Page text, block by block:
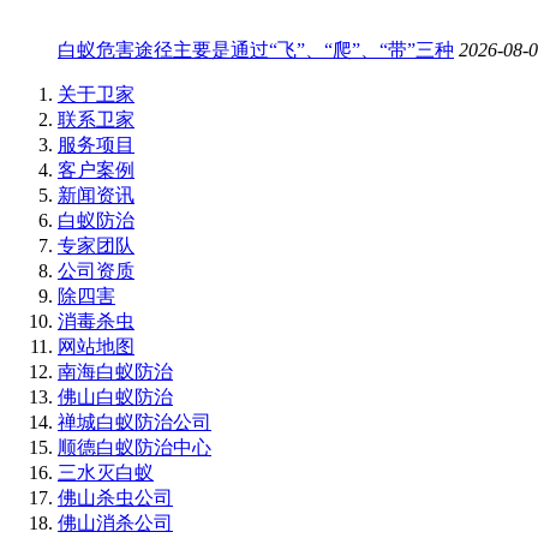
白蚁危害途径主要是通过“飞”、“爬”、“带”三种 2026-08-
关于卫家
联系卫家
服务项目
客户案例
新闻资讯
白蚁防治
专家团队
公司资质
除四害
消毒杀虫
网站地图
南海白蚁防治
佛山白蚁防治
禅城白蚁防治公司
顺德白蚁防治中心
三水灭白蚁
佛山杀虫公司
佛山消杀公司